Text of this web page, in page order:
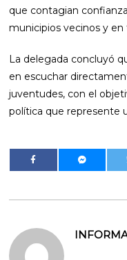
que contagian
municipios vecinos y en
La delegada concluyó
en escuchar
juventudes, con el
política que represente